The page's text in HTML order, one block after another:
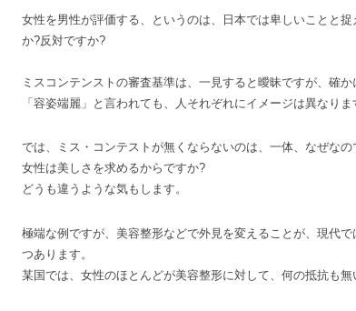
女性を男性が評価する、というのは、日本では卑しいことと
か?反対ですか?
ミスコンテンストの審査基準は、一見すると曖昧ですが、確
「容姿端麗」と言われても、人それぞれにイメージは異なりま
では、ミス・コンテストが無くならないのは、一体、なぜなの
女性は美しさを求めるからですか?
どうも違うような気もします。
極端な例ですが、美容整形などで外見を変えることが、現代
つあります。
某国では、女性のほとんどが美容整形に対して、何の抵抗も無